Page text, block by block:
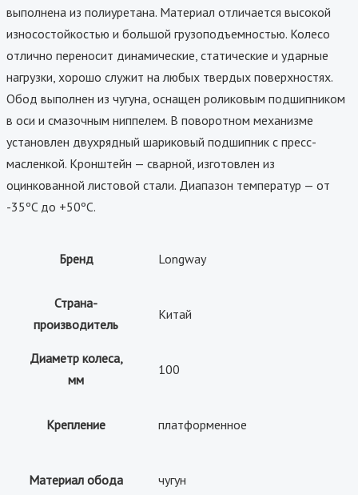
выполнена из полиуретана. Материал отличается высокой
износостойкостью и большой грузоподъемностью. Колесо
отлично переносит динамические, статические и ударные
нагрузки, хорошо служит на любых твердых поверхностях.
Обод выполнен из чугуна, оснащен роликовым подшипником
в оси и смазочным ниппелем. В поворотном механизме
установлен двухрядный шариковый подшипник с пресс-
масленкой. Кронштейн — сварной, изготовлен из
оцинкованной листовой стали. Диапазон температур — от
-35ºC до +50ºC.
Бренд Longway
Страна-
производитель
Китай
Диаметр колеса,
мм
100
Крепление платформенное
Материал обода чугун